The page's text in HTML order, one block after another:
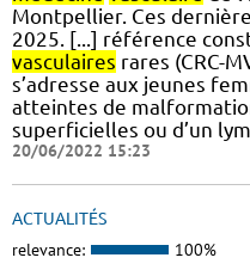
Montpellier. Ces
2025. [...] référence
vasculaires rares (CRC-
s’adresse aux jeunes
atteintes de
superficielles ou d’un
20/06/2022 15:23
ACTUALITÉS
relevance: 100%